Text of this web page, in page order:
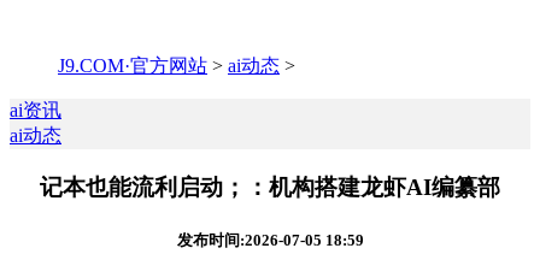
J9.COM·官方网站 > ai动态 >
ai资讯
ai动态
记本也能流利启动；：机构搭建龙虾AI编纂部
发布时间:2026-07-05 18:59